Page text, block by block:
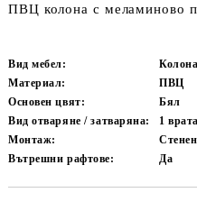
ПВЦ колона с меламиново
Вид мебел:
Материал:
ПВЦ
Основен цвят:
Бял
Вид отваряне / затваряна:
1 врата
Монтаж:
Стенен
Вътрешни рафтове:
Да